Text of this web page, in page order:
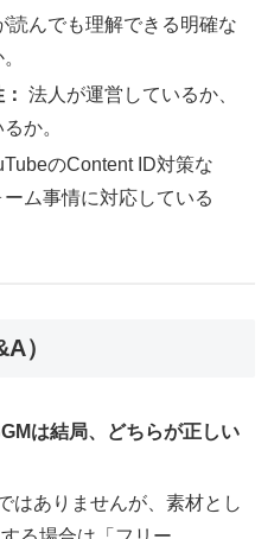
読んでも理解できる明確な
法人が運営しているか、
か。
のContent ID対策な
ム事情に対応している
）
は結局、どちらが正しい
はありませんが、素材とし